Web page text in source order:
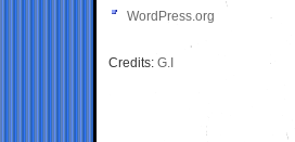
WordPress.org
Credits: G.I